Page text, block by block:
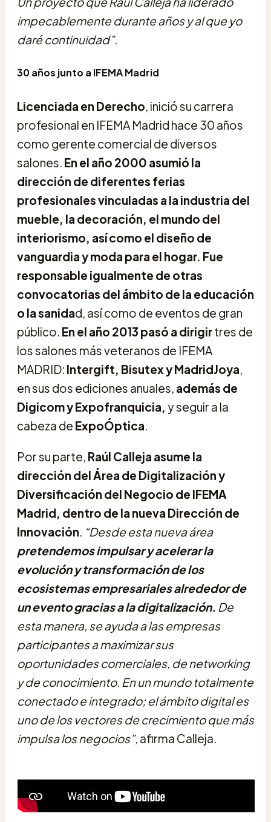
impecablemente durante años y al que yo
daré continuidad”.
30 años junto a IFEMA Madrid
Licenciada en Derecho, inició su carrera
profesional en IFEMA Madrid hace 30 años
como gerente comercial de diversos
salones. En el año 2000 asumió la
dirección de diferentes ferias
profesionales vinculadas a la industria del
mueble, la decoración, el mundo del
interiorismo, así como el diseño de
vanguardia y moda para el hogar. Fue
responsable igualmente de otras
convocatorias del ámbito de la educación
o la sanidad, así como de eventos de gran
público. En el año 2013 pasó a dirigirtres de
los salones más veteranos de IFEMA
MADRID: Intergift, Bisutex y MadridJoya,
en sus dos ediciones anuales, además de
Digicom y Expofranquicia, y seguir a la
cabeza de ExpoÓptica.
Por su parte, Raúl Calleja asume la
dirección del Área de Digitalización y
Diversificación del Negocio de IFEMA
Madrid, dentro de la nueva Dirección de
Innovación. “Desde esta nueva área
pretendemos impulsar y acelerar la
evolución y transformación de los
ecosistemas empresariales alrededor de
un evento gracias a la digitalización. De
esta manera, se ayuda a las empresas
participantes a maximizar sus
oportunidades comerciales, de networking
y de conocimiento. En un mundo totalmente
conectado e integrado; el ámbito digital es
uno de los vectores de crecimiento que más
impulsa los negocios”, afirma Calleja.